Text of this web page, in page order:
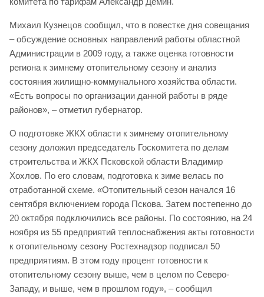
Михаил Кузнецов сообщил, что в повестке дня совещания
– обсуждение основных направлений работы областной
Администрации в 2009 году, а также оценка готовности
региона к зимнему отопительному сезону и анализ
состояния жилищно-коммунального хозяйства области.
«Есть вопросы по организации данной работы в ряде
районов», – отметил губернатор.
О подготовке ЖКХ области к зимнему отопительному
сезону доложил председатель Госкомитета по делам
строительства и ЖКХ Псковской области Владимир
Хохлов. По его словам, подготовка к зиме велась по
отработанной схеме. «Отопительный сезон начался 16
сентября включением города Пскова. Затем постепенно до
20 октября подключились все районы. По состоянию, на 24
ноября из 55 предприятий теплоснабжения акты готовности
к отопительному сезону Ростехнадзор подписал 50
предприятиям. В этом году процент готовности к
отопительному сезону выше, чем в целом по Северо-
Западу, и выше, чем в прошлом году», – сообщил